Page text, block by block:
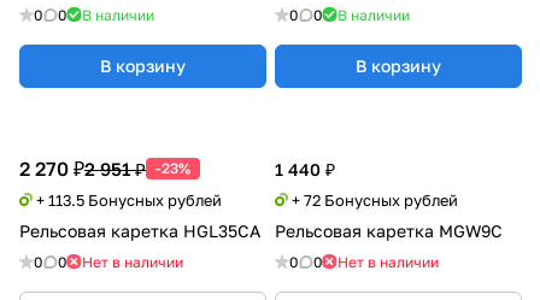
0 0 В наличии
В корзину
0 0 В наличии
В корзину
2 270 ₽2 951 ₽ -23%
+ 113.5 Бонусных рублей
Рельсовая каретка HGL35CA
0 0 Нет в наличии
1 440 ₽
+ 72 Бонусных рублей
Рельсовая каретка MGW9C
0 0 Нет в наличии